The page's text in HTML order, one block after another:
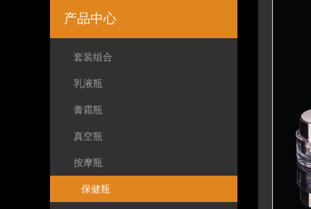
产品中心
套装组合
乳液瓶
膏霜瓶
真空瓶
按摩瓶
保健瓶